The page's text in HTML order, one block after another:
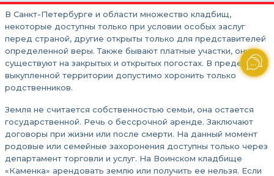
В Санкт-Петербурге и области множество кладбищ,
некоторые доступны только при условии особых заслуг
перед страной, другие открыты только для представителей
определенной веры. Также бывают платные участки, они
существуют на закрытых и открытых погостах. В пределах
выкупленной территории допустимо хоронить только
родственников.
Земля не считается собственностью семьи, она остается
государственной. Речь о бессрочной аренде. Заключают
договоры при жизни или после смерти. На данный момент
родовые или семейные захоронения доступны только через
департамент торговли и услуг. На Воинском кладбище
«Каменка» арендовать землю или получить ее нельзя. Если